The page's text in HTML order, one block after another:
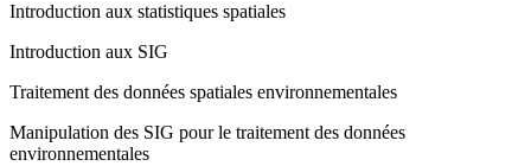
Introduction aux statistiques spatiales
Introduction aux SIG
Traitement des données spatiales environnementales
Manipulation des SIG pour le traitement des données
environnementales